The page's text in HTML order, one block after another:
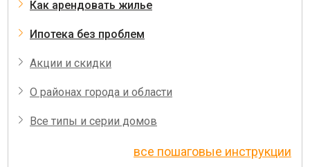
Как арендовать жилье
Ипотека без проблем
Акции и скидки
О районах города и области
Все типы и серии домов
все пошаговые инструкции